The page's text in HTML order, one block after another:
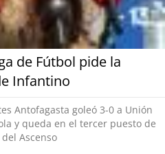
de Fútbol pide la
Infantino
Antofagasta goleó 3-0 a Unión
en el tercer puesto de
Ascenso